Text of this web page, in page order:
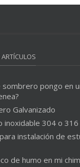
sombrero pongo en
Galvanizado
inoxidable 304 o 316
instalación de
de humo en mi